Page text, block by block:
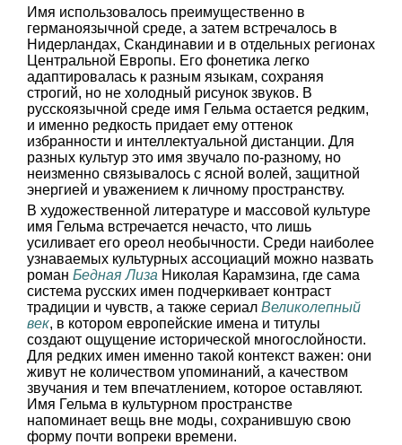
Имя использовалось преимущественно в
германоязычной среде, а затем встречалось в
Нидерландах, Скандинавии и в отдельных регионах
Центральной Европы. Его фонетика легко
адаптировалась к разным языкам, сохраняя
строгий, но не холодный рисунок звуков. В
русскоязычной среде имя Гельма остается редким,
и именно редкость придает ему оттенок
избранности и интеллектуальной дистанции. Для
разных культур это имя звучало по-разному, но
неизменно связывалось с ясной волей, защитной
энергией и уважением к личному пространству.
В художественной литературе и массовой культуре
имя Гельма встречается нечасто, что лишь
усиливает его ореол необычности. Среди наиболее
узнаваемых культурных ассоциаций можно назвать
роман Бедная Лиза Николая Карамзина, где сама
система русских имен подчеркивает контраст
традиции и чувств, а также сериал Великолепный
век, в котором европейские имена и титулы
создают ощущение исторической многослойности.
Для редких имен именно такой контекст важен: они
живут не количеством упоминаний, а качеством
звучания и тем впечатлением, которое оставляют.
Имя Гельма в культурном пространстве
напоминает вещь вне моды, сохранившую свою
форму почти вопреки времени.